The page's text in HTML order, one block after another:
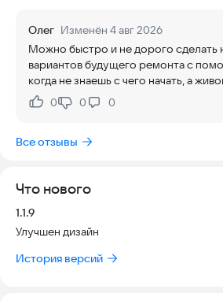
• Свободный — генерация по вашему
В приложении:
• история «Мои генерации» с
• публичная галерея примеров;
• статьи и идеи по дизайну;
• push-уведомления о новых материалах;
кредиты синхронизируются.
Приложение адаптировано для
Олег Изменён 4 авг 2026
Можно быстро и не дорого сделать
вариантов будущего ремонта с
когда не знаешь с чего начать, а
Нравится:
0Не нравится:
0 0
Все отзывы
Что нового
Версия:
1.1.9
Улучшен дизайн
История версий